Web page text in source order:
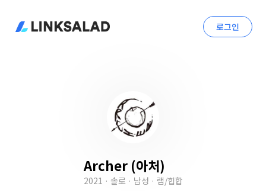
로그인
Archer (아처)
2021 · 솔로 · 남성 · 랩/힙합